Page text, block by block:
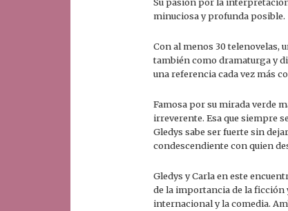
Su pasión por la
minuciosa y profunda posible.
Con al menos 30 telenovelas,
también como dramaturga y
una referencia cada vez más
Famosa por su mirada verde
irreverente. Esa que siempre
Gledys sabe ser fuerte sin
condescendiente con quien
Gledys y Carla en este
de la importancia de la ficción
internacional y la comedia.